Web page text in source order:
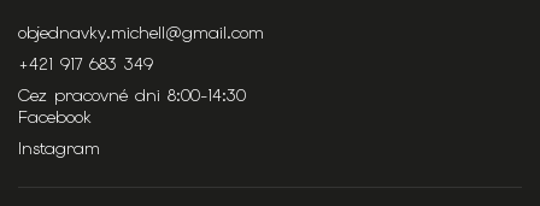
objednavky.michell@gmail.com
+421 917 683 349
Cez pracovné dni 8:00-14:30
Facebook
Instagram